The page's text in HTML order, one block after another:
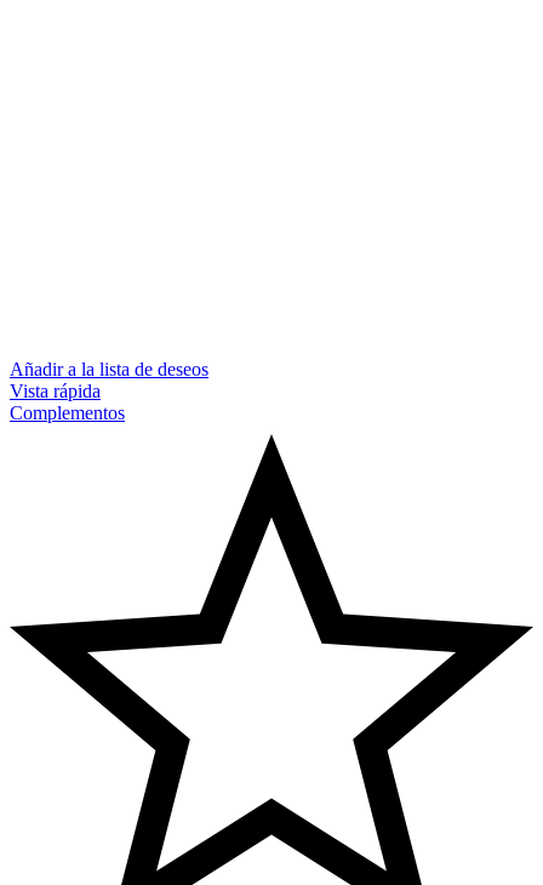
Añadir a la lista de deseos
Vista rápida
Complementos